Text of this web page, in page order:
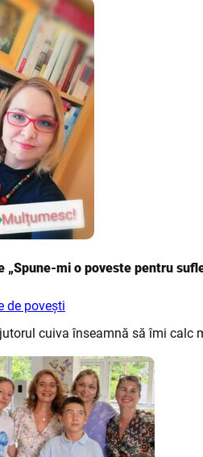
„Spune-mi o poveste pentru
de povești
cuiva înseamnă să îmi